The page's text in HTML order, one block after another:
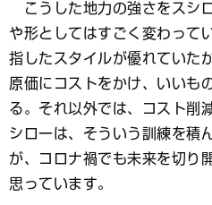
こうした地力の強さをスシ
や形としてはすごく変わって
指したスタイルが優れていた
原価にコストをかけ、いいも
る。それ以外では、コスト削
シローは、そういう訓練を積
が、コロナ禍でも未来を切り
思っています。